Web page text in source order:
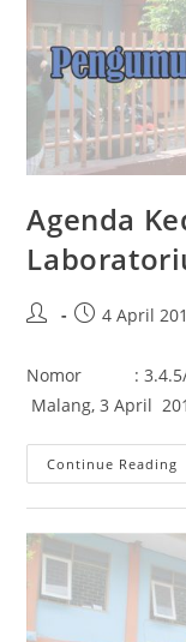
Agenda
4 April
Nomor :
Malang, 3 April
Continue Reading